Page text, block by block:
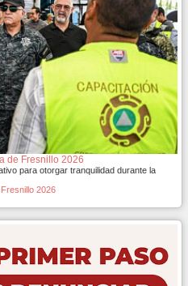
de Fresnillo 2026
para otorgar tranquilidad durante la
2026